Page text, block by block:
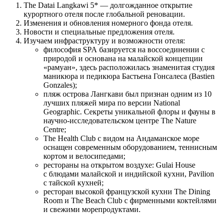
The Datai Langkawi 5* — долгожданное открытие
курортного отеля после глобальной реновации.
Изменения и обновления номерного фонда отеля.
Новости и специальные предложения отеля.
Изучаем инфраструктуру и возможности отеля:
философия SPA базируется на воссоединении с
природой и основана на малайской концепции
«рамуан», здесь расположилась знаменитая студия
маникюра и педикюра Бастьена Гонсалеса (Bastien
Gonzales);
пляж острова Лангкави был признан одним из 10
лучших пляжей мира по версии National
Geographic. Секреты уникальной флоры и фауны в
научно-исследовательском центре The Nature
Centre;
The Health Club с видом на Андаманское море
оснащен современным оборудованием, теннисным
кортом и велосипедами;
рестораны на открытом воздухе: Gulai House
с блюдами малайской и индийской кухни, Pavilion
с тайской кухней;
ресторан высокой французской кухни The Dining
Room и The Beach Club с фирменными коктейлями
и свежими морепродуктами.